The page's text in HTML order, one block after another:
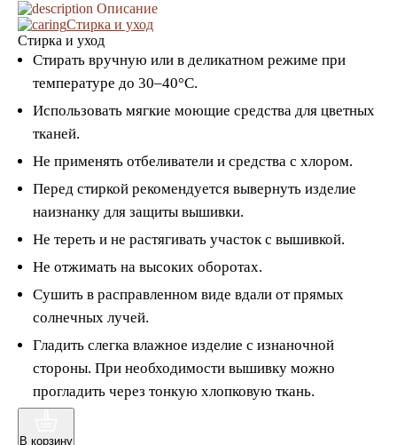
Описание
Стирка и уход
Стирка и уход
Стирать вручную или в деликатном режиме при
температуре до 30–40°C.
Использовать мягкие моющие средства для цветных
тканей.
Не применять отбеливатели и средства с хлором.
Перед стиркой рекомендуется вывернуть изделие
наизнанку для защиты вышивки.
Не тереть и не растягивать участок с вышивкой.
Не отжимать на высоких оборотах.
Сушить в расправленном виде вдали от прямых
солнечных лучей.
Гладить слегка влажное изделие с изнаночной
стороны. При необходимости вышивку можно
прогладить через тонкую хлопковую ткань.
В корзину